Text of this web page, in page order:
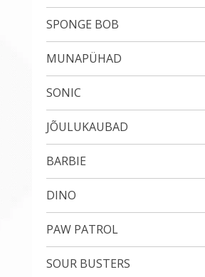
SPONGE BOB
MUNAPÜHAD
SONIC
JÕULUKAUBAD
BARBIE
DINO
PAW PATROL
SOUR BUSTERS